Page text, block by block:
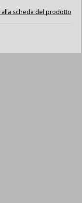
alla scheda del prodotto